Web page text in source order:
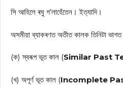
সি আহিলে ৰঘু গ’লাহেঁতেন। ইত্যাদি।
অসমীয়া ব্যাকৰণত অতীত কালক তিনিটা ভাগত
(ক) স্বৰূপ ভূত কাল (Similar Past
(খ) অপূৰ্ণ ভূত কাল (Incomplete